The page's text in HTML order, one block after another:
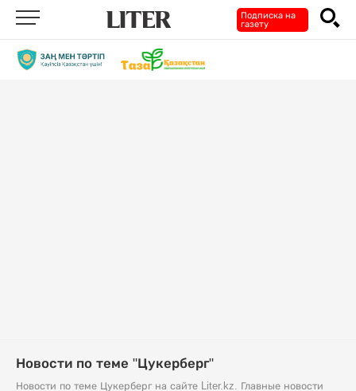
Подписка на
газету
Новости по теме "Цукерберг"
Новости по теме Цукерберг на сайте Liter.kz. Главные новости